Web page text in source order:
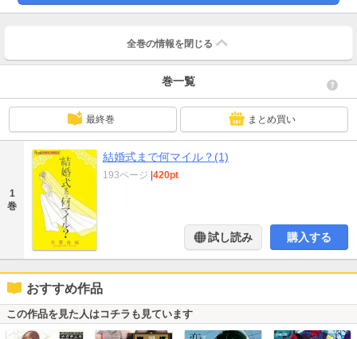
全巻の情報を 閉じる
巻一覧
最終巻 まとめ買い
1
巻
結婚式まで何マイル？(1)
193ページ 420pt
試し読み 購入する
おすすめ作品
この作品を見た人はコチラも見ています